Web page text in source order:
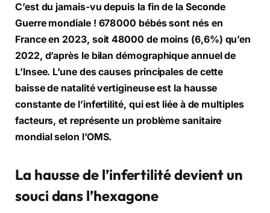
C’est du jamais-vu depuis la fin de la Seconde
Guerre mondiale ! 678 000 bébés sont nés en
France en 2023, soit 48000 de moins (6,6%) qu’en
2022, d’après le bilan démographique annuel de
L’Insee. L’une des causes principales de cette
baisse de natalité vertigineuse est la hausse
constante de l’infertilité, qui est liée à de multiples
facteurs, et représente un problème sanitaire
mondial selon l’OMS.
La hausse de l’infertilitédevient un
souci dans l’hexagone